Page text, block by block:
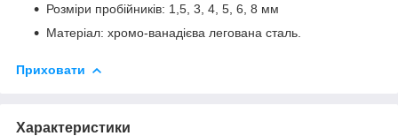
Розміри пробійників: 1,5, 3, 4, 5, 6, 8 мм
Матеріал: хромо-ванадієва легована сталь.
Приховати
Характеристики